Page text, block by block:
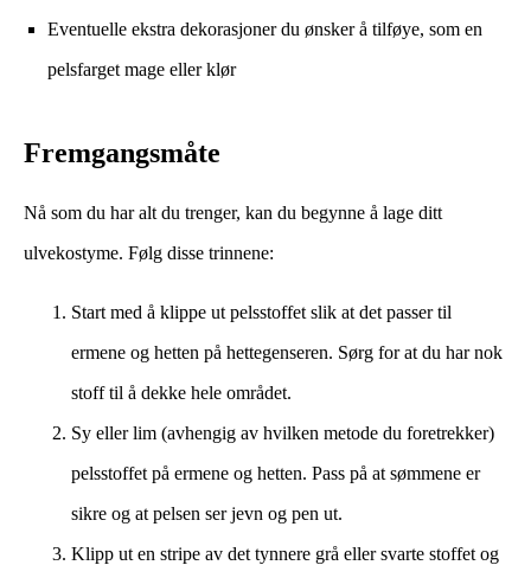
Eventuelle ekstra dekorasjoner du ønsker å tilføye, som en
pelsfarget mage eller klør
Fremgangsmåte
Nå som du har alt du trenger, kan du begynne å lage ditt
ulvekostyme. Følg disse trinnene:
Start med å klippe ut pelsstoffet slik at det passer til
ermene og hetten på hettegenseren. Sørg for at du har nok
stoff til å dekke hele området.
Sy eller lim (avhengig av hvilken metode du foretrekker)
pelsstoffet på ermene og hetten. Pass på at sømmene er
sikre og at pelsen ser jevn og pen ut.
Klipp ut en stripe av det tynnere grå eller svarte stoffet og